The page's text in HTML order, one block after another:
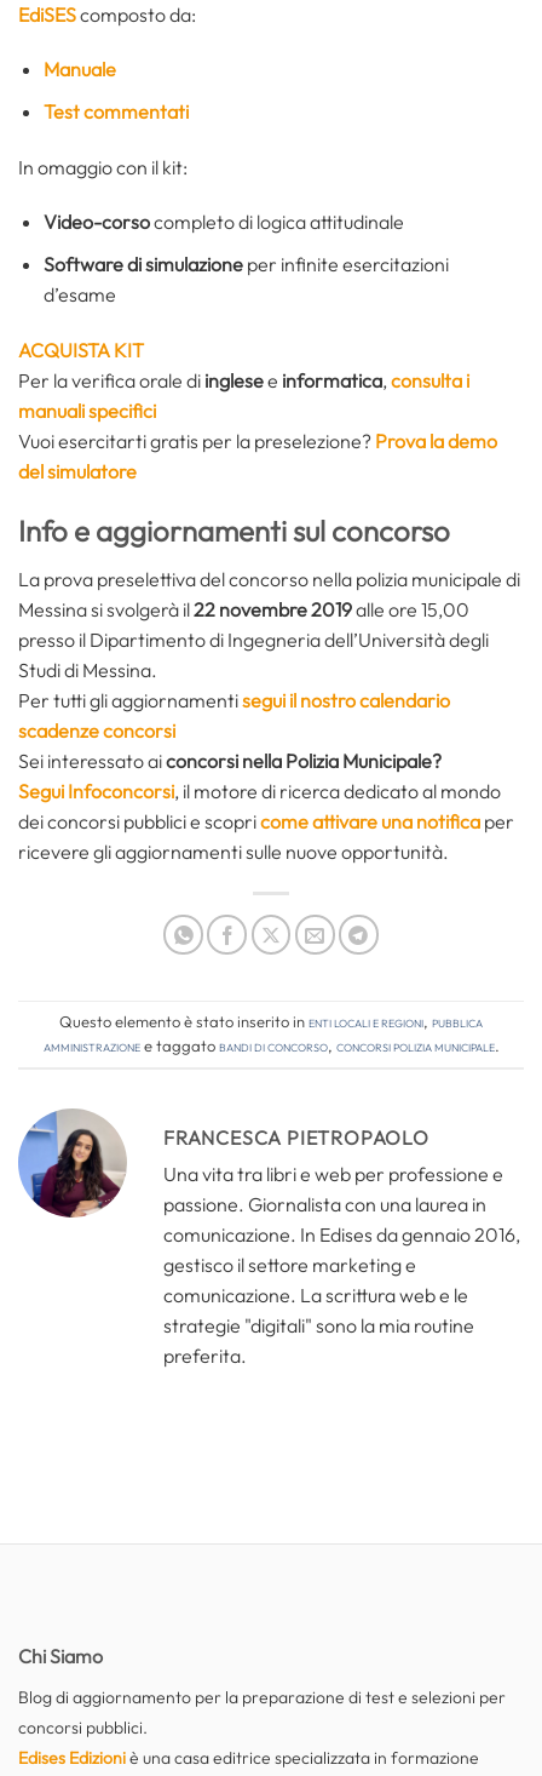
EdiSEScomposto da:
Manuale
Test commentati
In omaggio con il kit:
Video-corsocompleto di logica attitudinale
Software di simulazioneper infinite esercitazioni
d’esame
ACQUISTA KIT
Per la verifica orale di inglesee informatica, consulta i
manuali specifici
Vuoi esercitarti gratis per la preselezione? Prova la demo
del simulatore
Info e aggiornamenti sul concorso
La prova preselettiva del concorso nella polizia municipale di
Messina si svolgerà il22 novembre 2019alle ore 15,00
presso il Dipartimento di Ingegneria dell’Università degli
Studi di Messina.
Per tutti gli aggiornamentisegui il nostro calendario
scadenze concorsi
Sei interessato aiconcorsi nella Polizia Municipale?
Segui Infoconcorsi, il motore di ricerca dedicato al mondo
dei concorsi pubblici e scopricome attivare una notifica per
ricevere gli aggiornamenti sulle nuove opportunità.
Questo elemento è stato inserito inEnti locali e regioni, Pubblica
amministrazionee taggatobandi di concorso, concorsi polizia municipale.
FRANCESCA PIETROPAOLO
Una vita tra libri e web per professione e
passione. Giornalista con una laurea in
comunicazione. In Edises da gennaio 2016,
gestisco il settore marketing e
comunicazione. La scrittura web e le
strategie "digitali" sono la mia routine
preferita.
Chi Siamo
Blog di aggiornamento per la preparazione di test e selezioni per
concorsi pubblici.
Edises Edizioniè una casa editrice specializzata in formazione